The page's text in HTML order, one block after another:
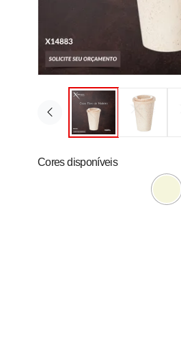
Cores disponíveis